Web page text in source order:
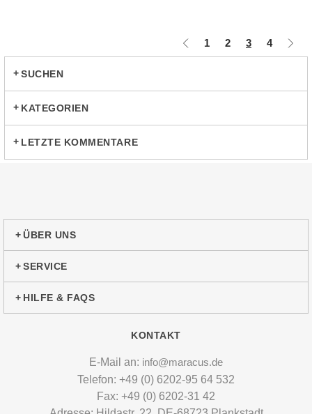
1 2 3 4
SUCHEN
KATEGORIEN
LETZTE KOMMENTARE
ÜBER UNS
SERVICE
HILFE & FAQS
KONTAKT
E-Mail an: info@maracus.de
Telefon: +49 (0) 6202-95 64 532
Fax: +49 (0) 6202-31 42